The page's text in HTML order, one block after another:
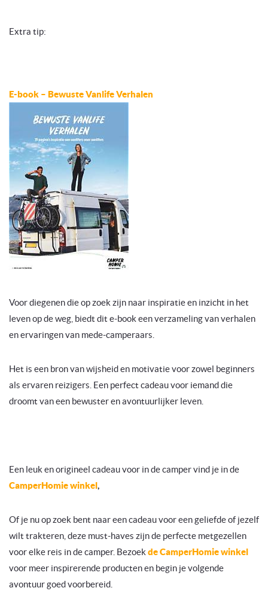
Extra tip:
E-book – Bewuste Vanlife Verhalen
Voor diegenen die op zoek zijn naar inspiratie en inzicht in het
leven op de weg, biedt dit e-book een verzameling van verhalen
en ervaringen van mede-camperaars.
Het is een bron van wijsheid en motivatie voor zowel beginners
als ervaren reizigers. Een perfect cadeau voor iemand die
droomt van een bewuster en avontuurlijker leven.
Een leuk en origineel cadeau voor in de camper vind je in de
CamperHomie winkel,
Of je nu op zoek bent naar een cadeau voor een geliefde of jezelf
wilt trakteren, deze must-haves zijn de perfecte metgezellen
voor elke reis in de camper. Bezoek de CamperHomie winkel
voor meer inspirerende producten en begin je volgende
avontuur goed voorbereid.